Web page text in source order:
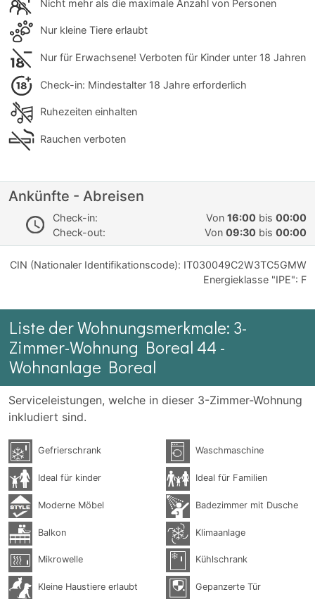
Nicht mehr als die maximale Anzahl von Personen
Nur kleine Tiere erlaubt
Nur für Erwachsene! Verboten für Kinder unter 18 Jahren
Check-in: Mindestalter 18 Jahre erforderlich
Ruhezeiten einhalten
Rauchen verboten
Ankünfte - Abreisen
Check-in: Von 16:00 bis 00:00
Check-out:
Von 09:30 bis 00:00
CIN (Nationaler Identifikationscode): IT030049C2W3TC5GMW
Energieklasse "IPE": F
Liste der Wohnungsmerkmale: 3-
Zimmer-Wohnung Boreal 44 -
Wohnanlage Boreal
Serviceleistungen, welche in dieser 3-Zimmer-Wohnung
inkludiert sind.
Gefrierschrank Waschmaschine
Ideal für kinder Ideal für Familien
Moderne Möbel Badezimmer mit Dusche
Balkon Klimaanlage
Mikrowelle Kühlschrank
Kleine Haustiere erlaubt Gepanzerte Tür